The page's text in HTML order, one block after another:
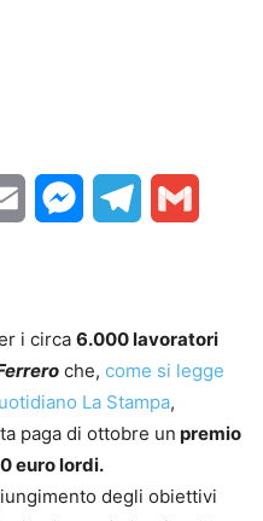
Email MessengerTelegram
i circa 6.000 lavoratori
che, come si legge
La Stampa,
paga di ottobre un premio
euro lordi.
degli obiettivi